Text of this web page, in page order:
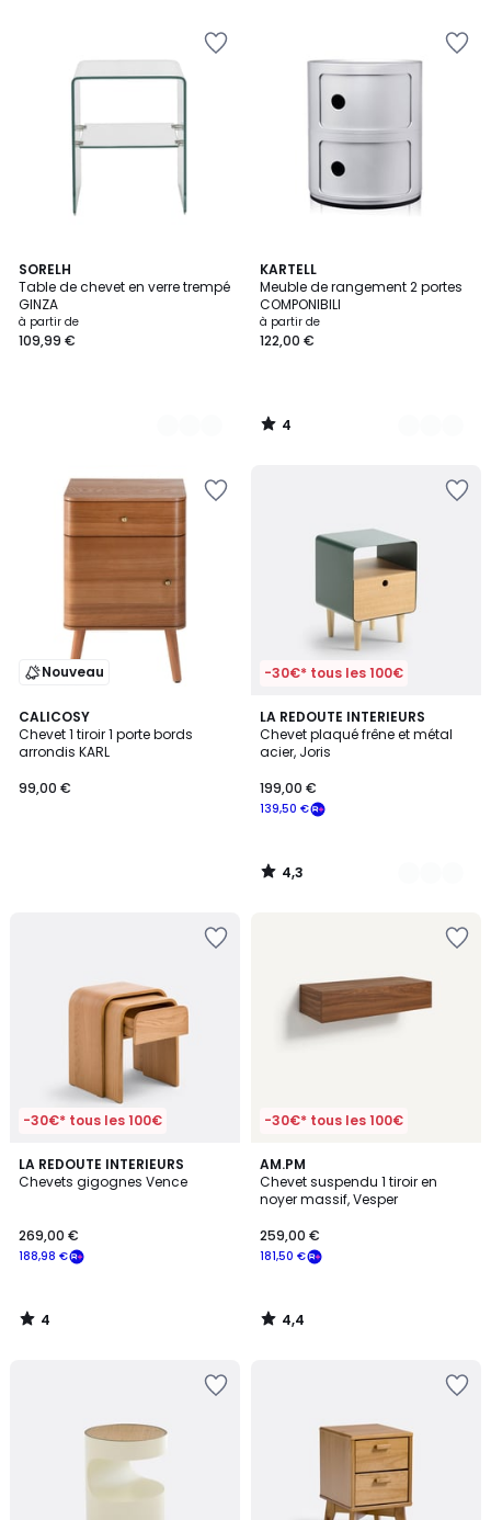
SORELH
Table de chevet en verre trempé
GINZA
à partir de
109,99 €
3
Couleurs
KARTELL
Meuble de rangement 2 portes
COMPONIBILI
à partir de
122,00 €
4
/
5
11
Couleurs
4
/
Nouveau
CALICOSY
Chevet 1 tiroir 1 porte bords
arrondis KARL
99,00 €
-30€* tous les 100€
LA REDOUTE INTERIEURS
Chevet plaqué frêne et métal
acier, Joris
139,50 €
199,00 €
4,3
/ 5
4
Couleurs
4,3
/
-30€* tous les 100€
LA REDOUTE INTERIEURS
Chevets gigognes Vence
188,98 €
269,00 €
4
/
4
/
-30€* tous les 100€
AM.PM
Chevet suspendu 1 tiroir en
noyer massif, Vesper
181,50 €
259,00 €
4,4
/ 5
4,4
/